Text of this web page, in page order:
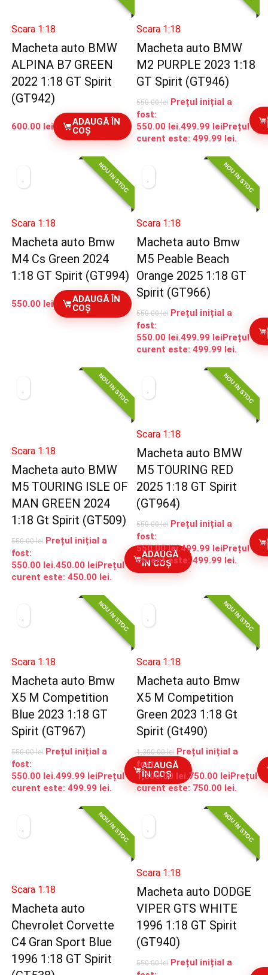
Scara 1:18
Macheta auto BMW
ALPINA B7 GREEN
2022 1:18 GT Spirit
(GT942)
600.00 lei
ADAUGĂ ÎN
COȘ
Scara 1:18
Macheta auto BMW
M2 PURPLE 2023 1:18
GT Spirit (GT946)
550.00lei Prețul inițial a
fost:
550.00 lei.499.99 leiPrețul
curent este: 499.99 lei.
NOU IN STOC
Scara 1:18
Macheta auto Bmw
M4 Cs Green 2024
1:18 GT Spirit (GT994)
550.00 lei
ADAUGĂ ÎN
COȘ
NOU IN STOC
Scara 1:18
Macheta auto Bmw
M5 Peable Beach
Orange 2025 1:18 GT
Spirit (GT966)
550.00lei Prețul inițial a
fost:
550.00 lei.499.99 leiPrețul
curent este: 499.99 lei.
NOU IN STOC
Scara 1:18
Macheta auto BMW
M5 TOURING ISLE OF
MAN GREEN 2024
1:18 Gt Spirit (GT509)
550.00lei Prețul inițial a
fost:
550.00 lei.450.00 leiPrețul
curent este: 450.00 lei.
ADAUGĂ
ÎN COȘ
NOU IN STOC
Scara 1:18
Macheta auto BMW
M5 TOURING RED
2025 1:18 GT Spirit
(GT964)
550.00lei Prețul inițial a
fost:
550.00 lei.499.99 leiPrețul
curent este: 499.99 lei.
NOU IN STOC
Scara 1:18
Macheta auto Bmw
X5 M Competition
Blue 2023 1:18 GT
Spirit (GT967)
550.00lei Prețul inițial a
fost:
550.00 lei.499.99 leiPrețul
curent este: 499.99 lei.
ADAUGĂ
ÎN COȘ
NOU IN STOC
Scara 1:18
Macheta auto Bmw
X5 M Competition
Green 2023 1:18 Gt
Spirit (Gt490)
1,300.00lei Prețul inițial a
fost:
1,300.00 lei.750.00 leiPrețul
curent este: 750.00 lei.
NOU IN STOC
Scara 1:18
Macheta auto
Chevrolet Corvette
C4 Gran Sport Blue
1996 1:18 GT Spirit
NOU IN STOC
Scara 1:18
Macheta auto DODGE
VIPER GTS WHITE
1996 1:18 GT Spirit
(GT940)
550.00lei Prețul inițial a